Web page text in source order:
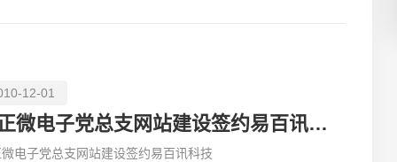
12-01
方正微电子党总支网站建设签约易百讯科技
电子党总支网站建设签约易百讯科技